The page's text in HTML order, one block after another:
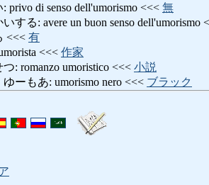
di senso dell'umorismo <<< 無
る: avere un buon senso dell'umorismo
<<< 有
<<< 作家
: romanzo umoristico <<< 小説
ーもあ: umorismo nero <<< ブラック